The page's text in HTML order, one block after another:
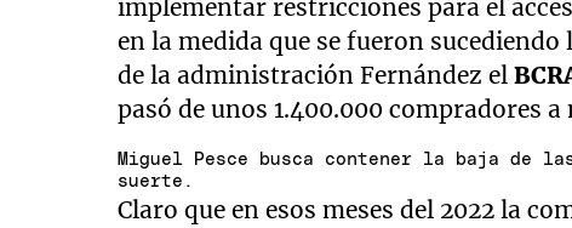
implementar restricciones para el
en la medida que se fueron
de la administración Fernández el
pasó de unos 1.400.000 compradores
Miguel Pesce busca contener la baja de
suerte.
Claro que en esos meses del 2022 la